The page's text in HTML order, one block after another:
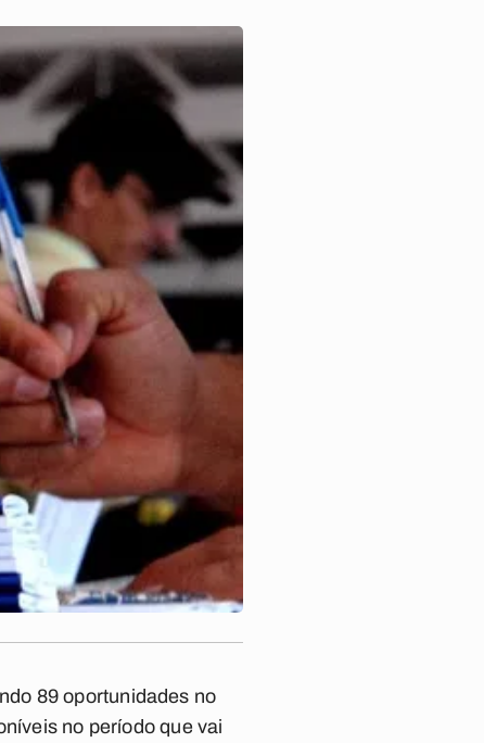
89 oportunidades no
no período que vai